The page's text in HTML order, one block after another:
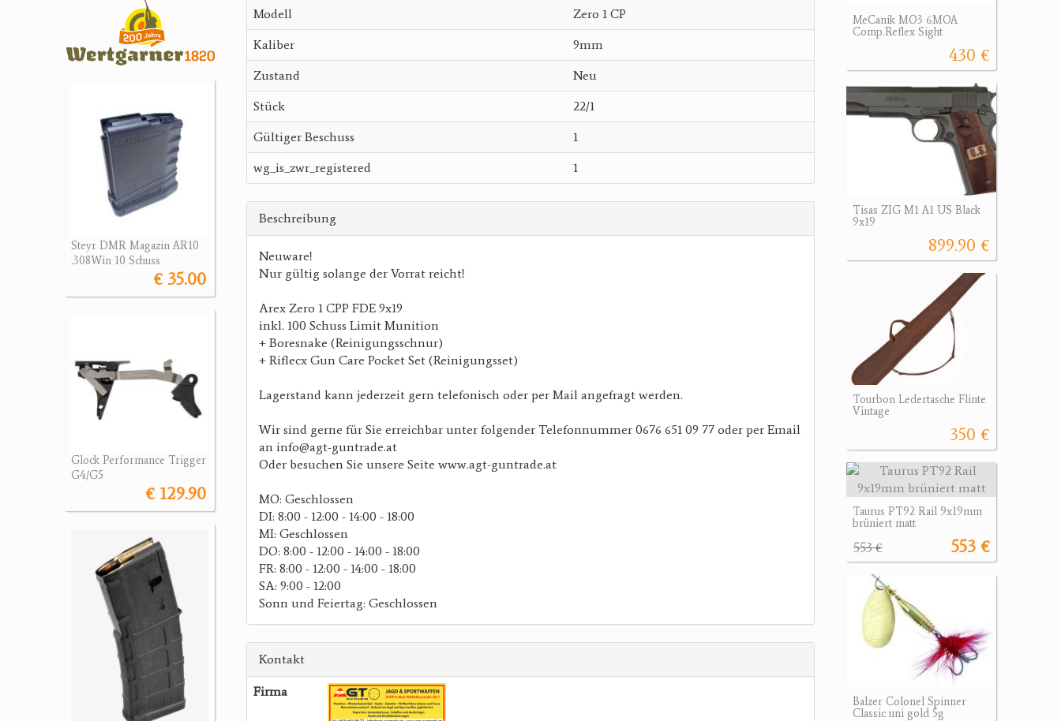
Steyr DMR Magazin AR10
.308Win 10 Schuss
€ 35.00
Glock Performance Trigger
G4/G5
€ 129.90
Modell Zero 1 CP
Kaliber 9mm
Zustand Neu
Stück 22/1
Gültiger Beschuss 1
wg_is_zwr_registered 1
Beschreibung
Neuware!
Nur gültig solange der Vorrat reicht!
Arex Zero 1 CPP FDE 9x19
inkl. 100 Schuss Limit Munition
+ Boresnake (Reinigungsschnur)
+ Riflecx Gun Care Pocket Set (Reinigungsset)
Lagerstand kann jederzeit gern telefonisch oder per Mail angefragt werden.
Wir sind gerne für Sie erreichbar unter folgender Telefonnummer 0676 651 09 77 oder per Email
an info@agt-guntrade.at
Oder besuchen Sie unsere Seite www.agt-guntrade.at
MO: Geschlossen
DI: 8:00 - 12:00 - 14:00 - 18:00
MI: Geschlossen
DO: 8:00 - 12:00 - 14:00 - 18:00
FR: 8:00 - 12:00 - 14:00 - 18:00
SA: 9:00 - 12:00
Sonn und Feiertag: Geschlossen
Kontakt
Firma
MeCanik MO3 6MOA
Comp.Reflex Sight
430 €
Tisas ZIG M1 A1 US Black
9x19
899.90 €
Tourbon Ledertasche Flinte
Vintage
350 €
Taurus PT92 Rail 9x19mm
brüniert matt
553 €
553 €
Balzer Colonel Spinner
Classic uni gold 5g